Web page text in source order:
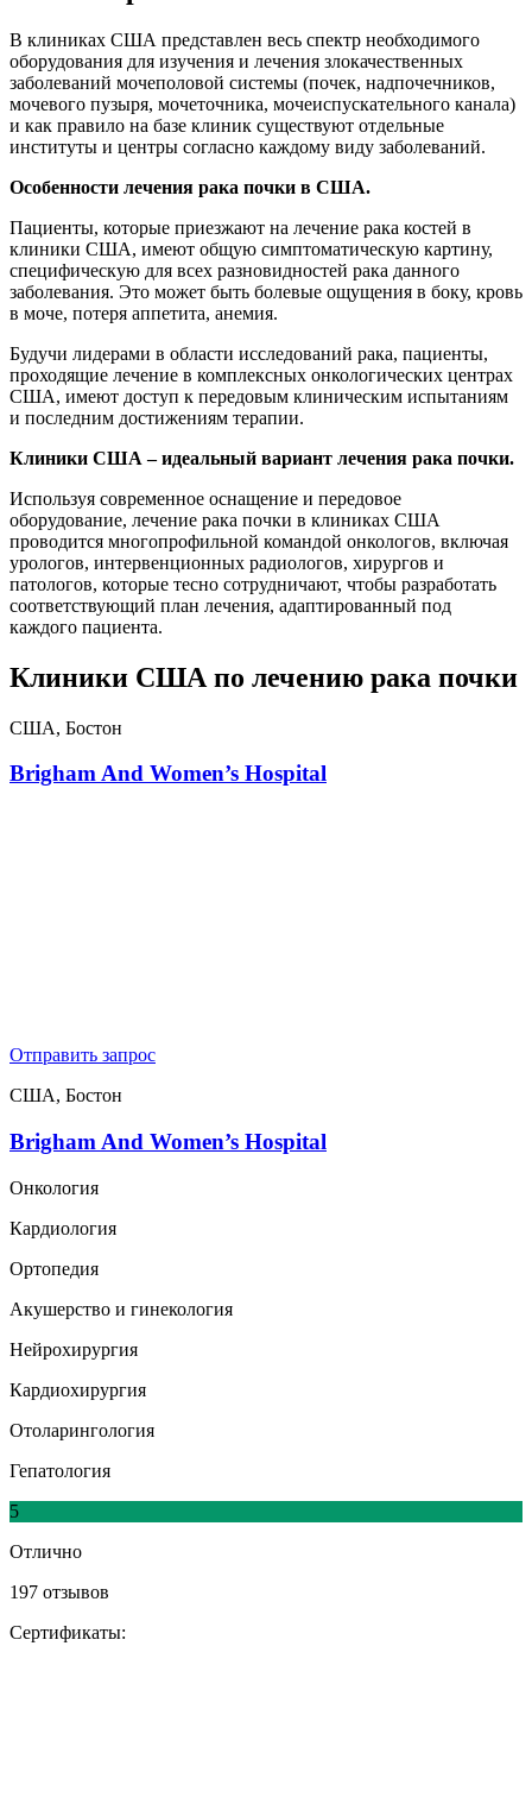
В клиниках США представлен весь спектр необходимого
оборудования для изучения и лечения злокачественных
заболеваний мочеполовой системы (почек, надпочечников,
мочевого пузыря, мочеточника, мочеиспускательного канала)
и как правило на базе клиник существуют отдельные
институты и центры согласно каждому виду заболеваний.
Особенности лечения рака почки в США.
Пациенты, которые приезжают на лечение рака костей в
клиники США, имеют общую симптоматическую картину,
специфическую для всех разновидностей рака данного
заболевания. Это может быть болевые ощущения в боку, кровь
в моче, потеря аппетита, анемия.
Будучи лидерами в области исследований рака, пациенты,
проходящие лечение в комплексных онкологических центрах
США, имеют доступ к передовым клиническим испытаниям
и последним достижениям терапии.
Клиники США – идеальный вариант лечения рака почки.
Используя современное оснащение и передовое
оборудование, лечение рака почки в клиниках США
проводится многопрофильной командой онкологов, включая
урологов, интервенционных радиологов, хирургов и
патологов, которые тесно сотрудничают, чтобы разработать
соответствующий план лечения, адаптированный под
каждого пациента.
Клиники США по лечению рака почки
США, Бостон
Brigham And Women’s Hospital
Отправить запрос
США, Бостон
Brigham And Women’s Hospital
Онкология
Кардиология
Ортопедия
Акушерство и гинекология
Нейрохирургия
Кардиохирургия
Отоларингология
Гепатология
5
Отлично
197 отзывов
Сертификаты: